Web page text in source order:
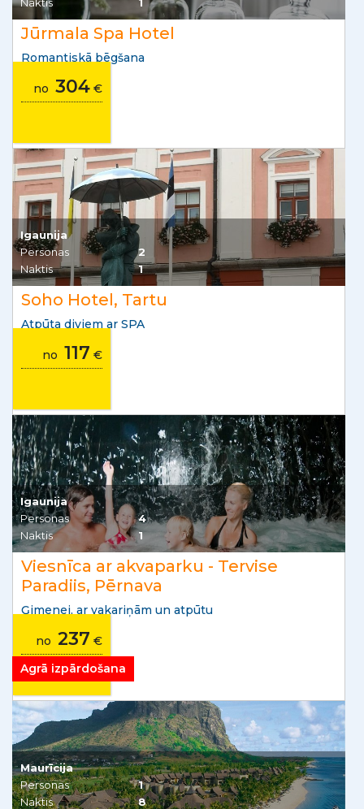
Jūrmala Spa Hotel
Romantiskā bēgšana
no 304 €
Igaunija
Personas
2
Naktis
1
Soho Hotel, Tartu
Atpūta diviem ar SPA
no 117 €
Igaunija
Personas
4
Naktis
1
Viesnīca ar akvaparku - Tervise
Paradiis, Pērnava
Ģimenei, ar vakariņām un atpūtu
no 237 €
Agrā izpārdošana
Maurīcija
Personas
1
Naktis
8